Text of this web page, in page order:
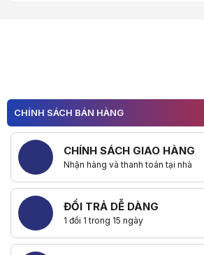
CHÍNH SÁCH BÁN HÀNG
CHÍNH SÁCH GIAO HÀNG
Nhận hàng và thanh toán tại nhà
ĐỔI TRẢ DỄ DÀNG
1 đổi 1 trong 15 ngày